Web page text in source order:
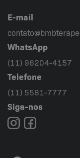
E-mail
WhatsApp
(11) 96204-4157
Telefone
(11) 5581-7777
Siga-nos